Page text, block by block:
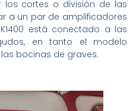
los cortes o división de las
a un par de amplificadores
está conectado a las
en tanto el modelo
bocinas de graves.